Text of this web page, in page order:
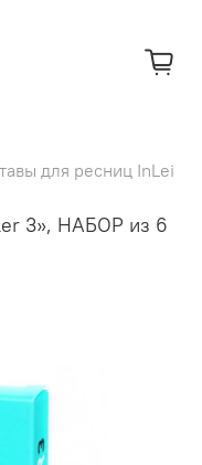
для ресниц InLei
3», НАБОР из 6